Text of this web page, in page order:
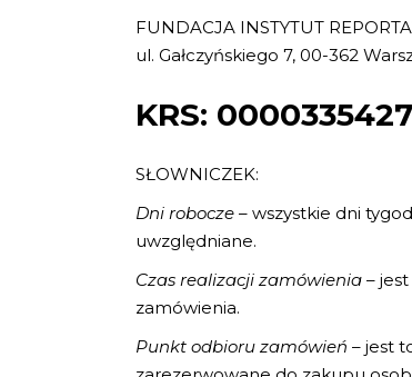
FUNDACJA INSTYTUT
ul. Gałczyńskiego 7, 00-362
KRS:
SŁOWNICZEK:
Dni robocze – wszystkie dni
uwzględniane.
Czas realizacji zamówienia –
zamówienia.
Punkt odbioru zamówień – jest